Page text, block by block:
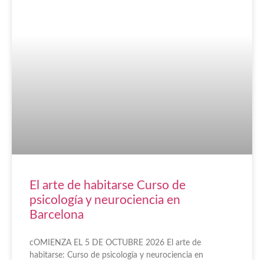
El arte de habitarse Curso de
psicología y neurociencia en
Barcelona
cOMIENZA EL 5 DE OCTUBRE 2026 El arte de
habitarse: Curso de psicología y neurociencia en